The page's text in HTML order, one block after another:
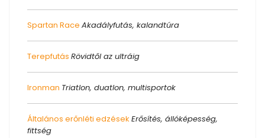
Spartan Race Akadályfutás, kalandtúra
Terepfutás Rövidtől az ultráig
Ironman Triatlon, duatlon, multisportok
Általános erőnléti edzések Erősítés, állóképesség,
fittség